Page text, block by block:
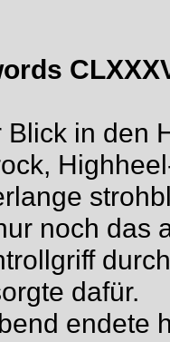
Blick in den
noch das
dafür.
endete